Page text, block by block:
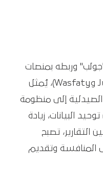
وربطه بمنصات
الوصفات الإلكترونية (Juleb Rx وWasfaty)، يُمثل
إلى منظومة
البيانات، زيادة
التقارير، تصبح
المنافسة وتقديم